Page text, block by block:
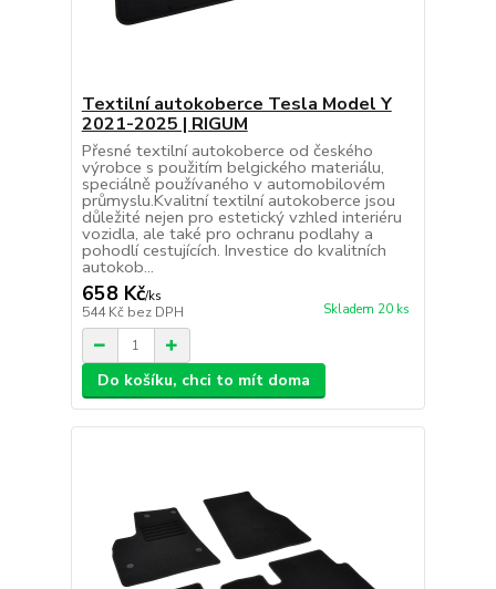
Textilní autokoberce Tesla Model Y
2021-2025 | RIGUM
Přesné textilní autokoberce od českého
výrobce s použitím belgického materiálu,
speciálně používaného v automobilovém
průmyslu.Kvalitní textilní autokoberce jsou
důležité nejen pro estetický vzhled interiéru
vozidla, ale také pro ochranu podlahy a
pohodlí cestujících. Investice do kvalitních
autokob...
658 Kč/ks
544 Kč bez DPH Skladem 20 ks
Do košíku, chci to mít doma